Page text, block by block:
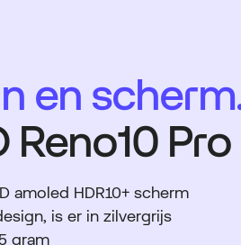
en
Reno10 Pro
amoled HDR10+ scherm
is er in zilvergrijs
gram